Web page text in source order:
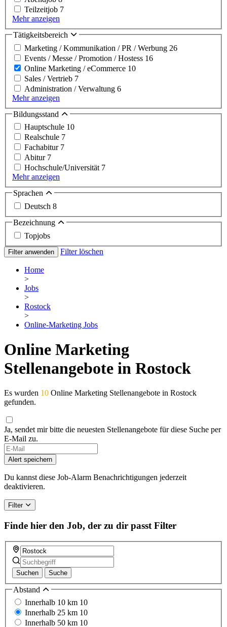
Teilzeitjob 7
Mehr anzeigen
Tätigkeitsbereich
Marketing / Kommunikation / PR / Werbung 26
Events / Messe / Promotion / Hostess 16
Online Marketing / eCommerce 10
Sales / Vertrieb 7
Administration / Verwaltung 6
Mehr anzeigen
Bildungsstand
Hauptschule 10
Realschule 7
Fachabitur 7
Abitur 7
Hochschule/Universität 7
Mehr anzeigen
Sprachen
Deutsch 8
Bezeichnung
Topjobs
Filter anwenden Filter löschen
Home
>
Jobs
>
Rostock
>
Online-Marketing Jobs
Online Marketing
Stellenangebote in Rostock
Es wurden 10 Online Marketing Stellenangebote in Rostock
gefunden.
Ja, sendet mir bitte die neuesten Stellenangebote für diese Suche per
E-Mail zu.
Alert speichern
Du kannst diese Job-Alarm Benachrichtigungen jederzeit
deaktivieren.
Filter
Finde hier den Job, der zu dir passt Filter
Suchen Suche
Abstand
Innerhalb 10 km 10
Innerhalb 25 km 10
Innerhalb 50 km 10